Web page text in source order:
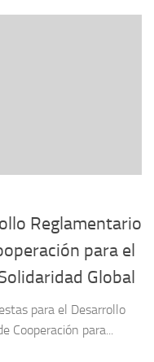
Reglamentario
para el
Global
para el Desarrollo
Cooperación para...